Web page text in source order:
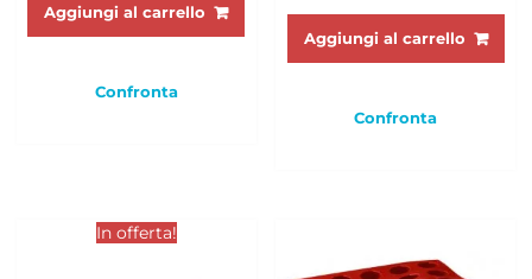
Aggiungi al carrello
Confronta
Aggiungi al carrello
Confronta
In offerta!